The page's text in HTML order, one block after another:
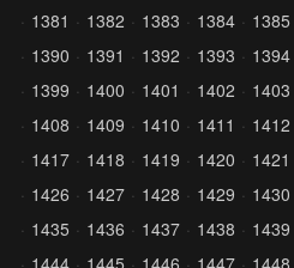
1381
1382 1383 1384 1385
1390
1391 1392 1393 1394
1399
1400 1401 1402 1403
1408
1409 1410 1411 1412
1417
1418 1419 1420 1421
1426
1427 1428 1429 1430
1435
1436 1437 1438 1439